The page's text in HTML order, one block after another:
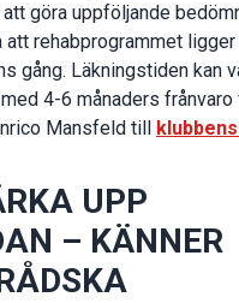
göra uppföljande
att rehabprogrammet
gång. Läkningstiden kan
4-6 månaders frånvaro
Mansfeld till
UPP
– KÄNNER